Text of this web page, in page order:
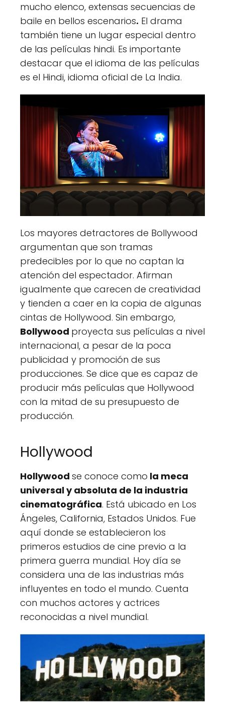
mucho elenco, extensas secuencias de
baile en bellos escenarios. El drama
también tiene un lugar especial dentro
de las películas hindi. Es importante
destacar que el idioma de las películas
es el Hindi, idioma oficial de La India.
Los mayores detractores de Bollywood
argumentan que son tramas
predecibles por lo que no captan la
atención del espectador. Afirman
igualmente que carecen de creatividad
y tienden a caer en la copia de algunas
cintas de Hollywood. Sin embargo,
Bollywood proyecta sus películas a nivel
internacional, a pesar de la poca
publicidad y promoción de sus
producciones. Se dice que es capaz de
producir más películas que Hollywood
con la mitad de su presupuesto de
producción.
Hollywood
Hollywood se conoce como la meca
universal y absoluta de la industria
cinematográfica. Está ubicado en Los
Ángeles, California, Estados Unidos. Fue
aquí donde se establecieron los
primeros estudios de cine previo a la
primera guerra mundial. Hoy día se
considera una de las industrias más
influyentes en todo el mundo. Cuenta
con muchos actores y actrices
reconocidas a nivel mundial.